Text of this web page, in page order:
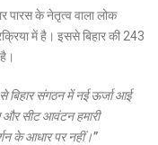
पारस के नेतृत्व वाला लोक
में है। इससे बिहार की 243
से बिहार संगठन में नई ऊर्जा आई
और सीट आवंटन हमारी
के आधार पर नहीं।”